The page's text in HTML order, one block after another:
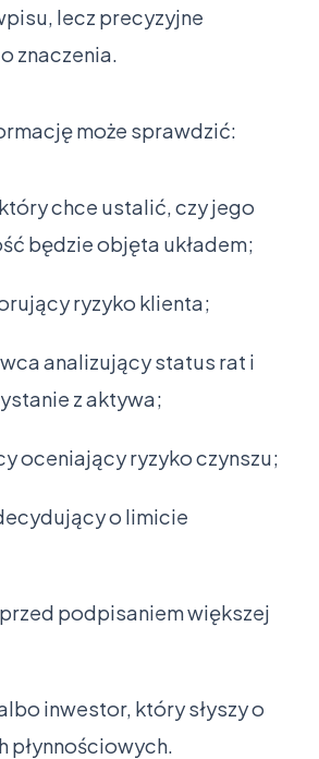
lecz precyzyjne
znaczenia.
może sprawdzić:
chce ustalić, czy jego
będzie objęta układem;
ryzyko klienta;
analizujący status rat i
z aktywa;
oceniający ryzyko czynszu;
o limicie
podpisaniem większej
inwestor, który słyszy o
płynnościowych.